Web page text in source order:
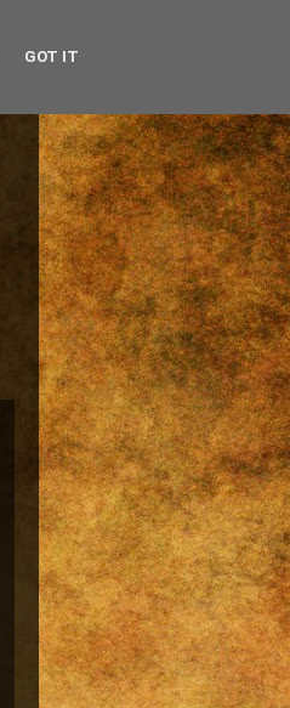
GOT IT